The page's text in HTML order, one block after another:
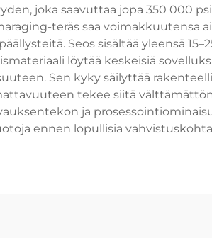
joka saavuttaa jopa 350 000
teräs saa voimakkuutensa
Seos sisältää yleensä
löytää keskeisiä
Sen kyky säilyttää
tekee siitä
ja
ennen lopullisia